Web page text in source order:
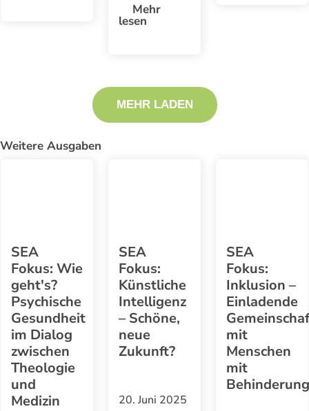
Mehr
lesen
MEHR LADEN
Weitere Ausgaben
SEA
Fokus: Wie
geht's?
Psychische
Gesundheit
im Dialog
zwischen
Theologie
und
Medizin
SEA
Fokus:
Künstliche
Intelligenz
– Schöne,
neue
Zukunft?
20. Juni 2025
SEA
Fokus:
Inklusion –
Einladende
mit
Menschen
mit
Behinderung